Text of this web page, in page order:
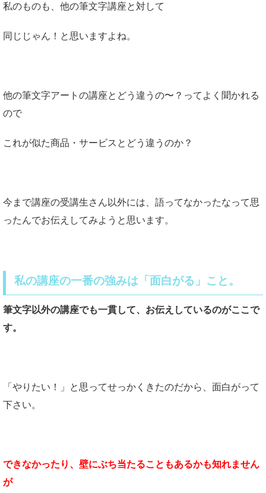
私のものも、他の筆文字講座と対して
同じじゃん！と思いますよね。
他の筆文字アートの講座とどう違うの〜？ってよく聞かれる
ので
これが似た商品・サービスとどう違うのか？
今まで講座の受講生さん以外には、語ってなかったなって思
ったんでお伝えしてみようと思います。
私の講座の一番の強みは「面白がる」こと。
筆文字以外の講座でも一貫して、お伝えしているのがここで
す。
「やりたい！」と思ってせっかくきたのだから、面白がって
下さい。
できなかったり、壁にぶち当たることもあるかも知れません
が